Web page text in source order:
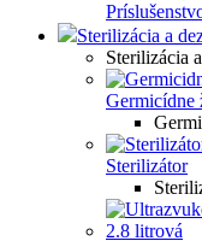
Sterilizácia a
Sterilizácia
Germicídne
Sterilizátor